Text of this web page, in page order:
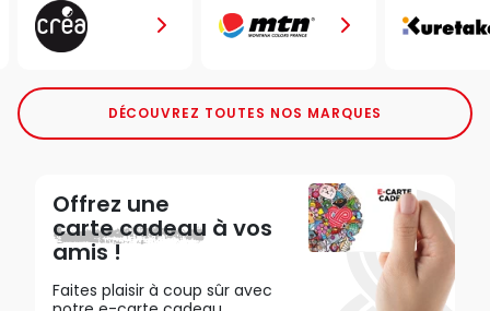
DÉCOUVREZ TOUTES NOS MARQUES
Offrez une
carte cadeau à vos
amis !
Faites plaisir à coup sûr avec